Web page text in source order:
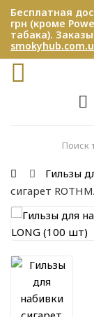
Бесплатная
грн (кроме
табака).
Гильзы
сигарет